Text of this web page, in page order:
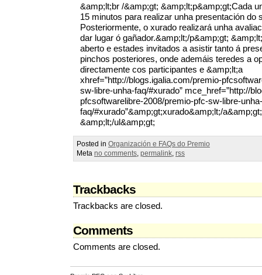
&amp;lt;br /&amp;gt; &amp;lt;p&amp;gt;Cada
15 minutos para realizar unha presentación do
Posteriormente, o xurado realizará unha
dar lugar ó gañador.&amp;lt;/p&amp;gt;
aberto e estades invitados a asistir tanto á
pinchos posteriores, onde ademáis teredes a
directamente cos participantes e &amp;lt;a
xhref=”http://blogs.igalia.com/premio-
sw-libre-unha-faq/#xurado” mce_href=”http://
pfcsoftwarelibre-2008/premio-pfc-sw-libre-unha-
faq/#xurado”&amp;gt;xurado&amp;lt;/
&amp;lt;/ul&amp;gt;
Posted in Organización e FAQs do Premio
Meta no comments, permalink, rss
Trackbacks
Trackbacks are closed.
Comments
Comments are closed.